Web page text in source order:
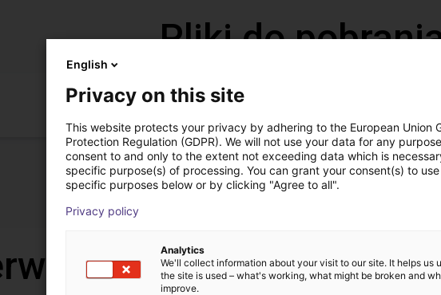
Pliki do
Catalog
Pobierz wszystkie
bezpłatną
English
Privacy on this site
This website protects your privacy by adhering to the European Union
Protection Regulation (GDPR). We will not use your data for any
consent to and only to the extent not exceeding data which is
specific purpose(s) of processing. You can grant your consent(s) to
specific purposes below or by clicking "Agree to all".
Privacy policy
Analytics
We'll collect information about your visit to our site. It helps us
the site is used – what's working, what might be broken and
improve.